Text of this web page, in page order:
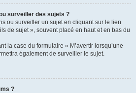
surveiller des sujets ?
ou surveiller un sujet en cliquant sur le lien
de sujet », souvent placé en haut et en bas du
la case du formulaire « M’avertir lorsqu’une
également de surveiller le sujet.
?